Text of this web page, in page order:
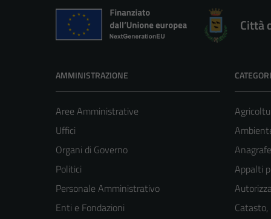
Città
AMMINISTRAZIONE
Aree Amministrative
Uffici
Organi di Governo
Politici
Personale Amministrativo
Enti e Fondazioni
Appalti
Catasto,